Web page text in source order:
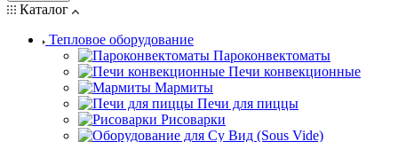
Каталог
Тепловое оборудование
Пароконвектоматы
Печи конвекционные
Мармиты
Печи для пиццы
Рисоварки